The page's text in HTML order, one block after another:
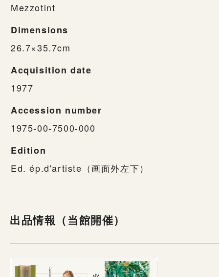
Mezzotint
Dimensions
26.7×35.7cm
Acquisition date
1977
Accession number
1975-00-7500-000
Edition
Ed. ép.d'artiste（画面外左下）
出品情報（当館開催）